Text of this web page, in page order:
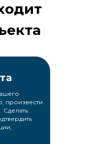
произвести
Сделать